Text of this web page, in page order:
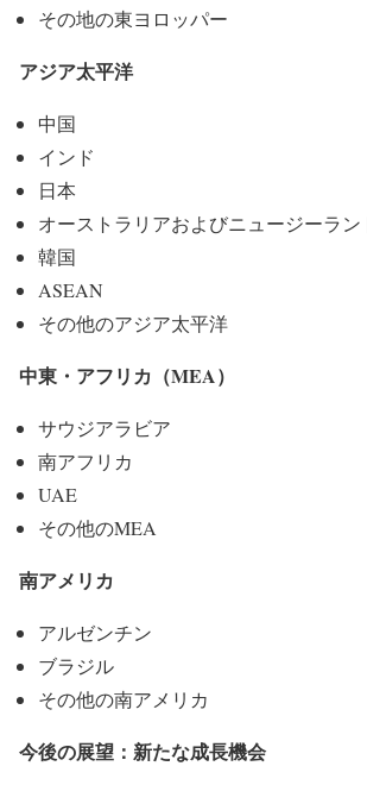
その地の東ヨロッパー
アジア太平洋
中国
インド
日本
オーストラリアおよびニュージーラン
韓国
ASEAN
その他のアジア太平洋
中東・アフリカ（MEA）
サウジアラビア
南アフリカ
UAE
その他のMEA
南アメリカ
アルゼンチン
ブラジル
その他の南アメリカ
今後の展望：新たな成長機会